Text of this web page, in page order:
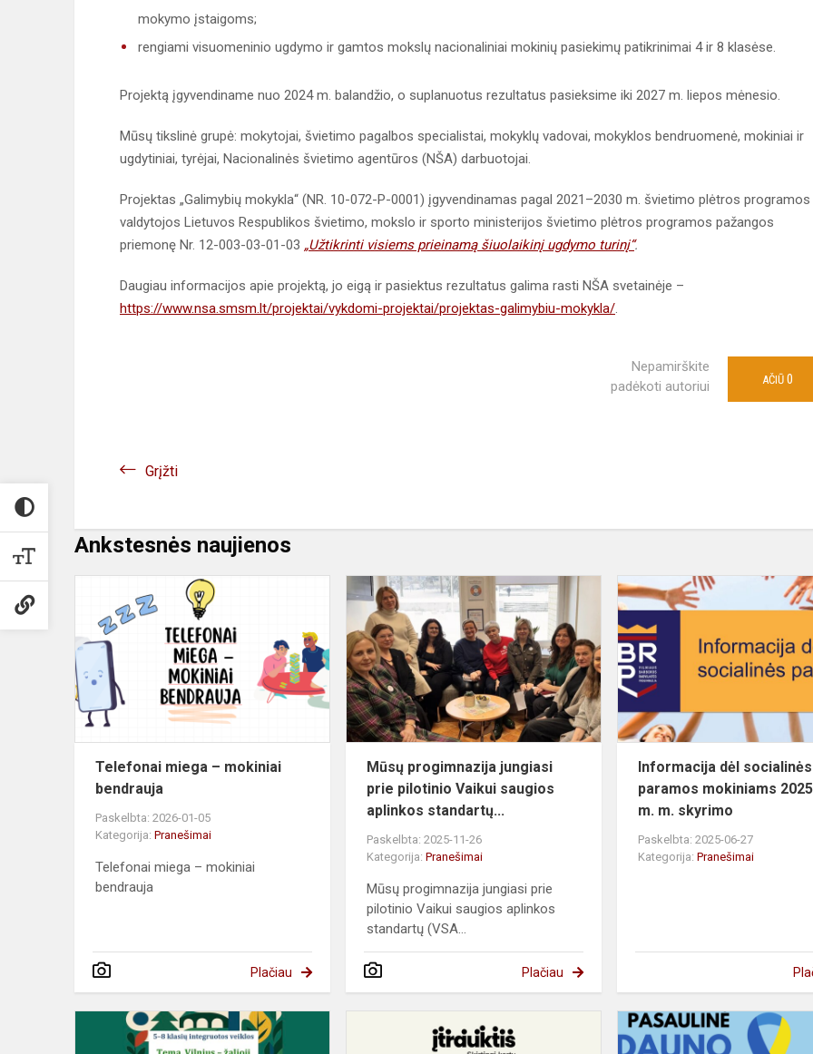
mokymo įstaigoms;
rengiami visuomeninio ugdymo ir gamtos mokslų nacionaliniai mokinių pasiekimų patikrinimai 4 ir 8 klasėse.
Projektą įgyvendiname nuo 2024 m. balandžio, o suplanuotus rezultatus pasieksime iki 2027 m. liepos mėnesio.
Mūsų tikslinė grupė: mokytojai, švietimo pagalbos specialistai, mokyklų vadovai, mokyklos bendruomenė, mokiniai ir
ugdytiniai, tyrėjai, Nacionalinės švietimo agentūros (NŠA) darbuotojai.
Projektas „Galimybių mokykla“ (NR. 10-072-P-0001) įgyvendinamas pagal 2021–2030 m. švietimo plėtros programos
valdytojos Lietuvos Respublikos švietimo, mokslo ir sporto ministerijos švietimo plėtros programos pažangos
priemonę Nr. 12-003-03-01-03 „Užtikrinti visiems prieinamą šiuolaikinį ugdymo turinį“.
Daugiau informacijos apie projektą, jo eigą ir pasiektus rezultatus galima rasti NŠA svetainėje –
https://www.nsa.smsm.lt/projektai/vykdomi-projektai/projektas-galimybiu-mokykla/.
Nepamirškite
padėkoti autoriui
AČIŪ 0
Grįžti
Ankstesnės naujienos
Telefonai
miega
mokiniai
bendrauja
Telefonai miega – mokiniai
bendrauja
Paskelbta: 2026-01-05
Kategorija: Pranešimai
Telefonai miega – mokiniai
bendrauja
Plačiau
Mūsų
progimnazija
jungiasi
prie
pilotinio
Vaikui
saugios
ap...
Mūsų progimnazija jungiasi
prie pilotinio Vaikui saugios
aplinkos standartų...
Paskelbta: 2025-11-26
Kategorija:Pranešimai
Mūsų progimnazija jungiasi prie
pilotinio Vaikui saugios aplinkos
standartų (VSA...
Plačiau
Informacija dėl socialinės
paramos mokiniams
m. m. skyrimo
Paskelbta: 2025-06-27
Kategorija:Pranešimai
Lietuvos
Įtraukties